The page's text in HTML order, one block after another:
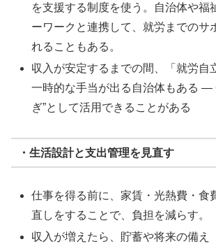
を支援する制度を使う。自治体や福
ーワークと連携して、就労までのサ
れることもある。
収入が安定するまでの間、「就労自
一時的な手当が出る自治体もある —
ぎ”として活用できることがある
・生活設計と支出管理を見直す
仕事を得る前に、家賃・光熱費・食
直しをすることで、負担を減らす。
収入が増えたら、貯蓄や将来の備え